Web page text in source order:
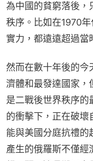
為中國的貧窮落後，
秩序。比如在1970
實力，都遠遠超過當
然而在數十年後的今
濟體和最發達國家，
是二戰後世界秩序的
的衝擊下，正在破壞
能與美國分庭抗禮的
產生的俄羅斯不僅經